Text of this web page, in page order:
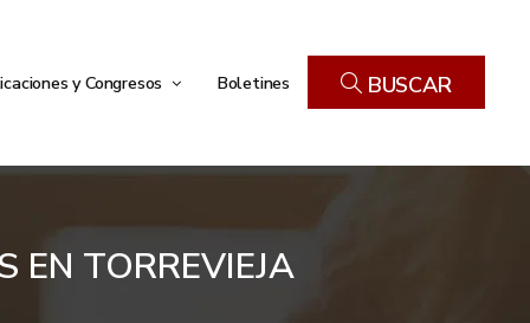
y Congresos Boletines BUSCAR
EN TORREVIEJA